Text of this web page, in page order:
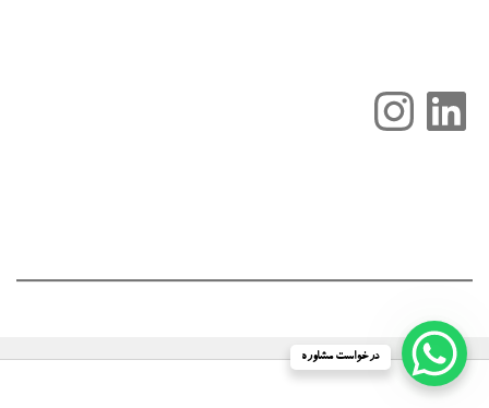
لینکداین
اینستاگرم
درخواست مشاوره